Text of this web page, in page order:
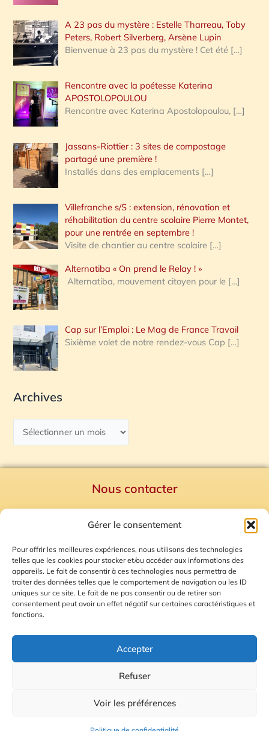
Gérer le consentement
Pour offrir les meilleures expériences, nous utilisons des technologies
telles que les cookies pour stocker et/ou accéder aux informations des
appareils. Le fait de consentir à ces technologies nous permettra de
traiter des données telles que le comportement de navigation ou les ID
uniques sur ce site. Le fait de ne pas consentir ou de retirer son
consentement peut avoir un effet négatif sur certaines caractéristiques et
fonctions.
Accepter
Refuser
Voir les préférences
A 23 pas du mystère : Estelle Tharreau, Toby
Peters, Robert Silverberg, Arsène Lupin
Bienvenue à 23 pas du mystère ! Cet été […]
Rencontre avec la poétesse Katerina
APOSTOLOPOULOU
Rencontre avec Katerina Apostolopoulou, […]
Jassans-Riottier : 3 sites de compostage
partagé une première !
Installés dans des emplacements […]
Villefranche s/S : extension, rénovation et
réhabilitation du centre scolaire Pierre Montet,
pour une rentrée en septembre !
Visite de chantier au centre scolaire […]
Alternatiba « On prend le Relay ! »
Alternatiba, mouvement citoyen pour le […]
Cap sur l’Emploi : Le Mag de France Travail
Sixième volet de notre rendez-vous Cap […]
Archives
Nous contacter
Mentions Légales
Plan du site
Gestion des Cookies
© 2026 Radio Calade